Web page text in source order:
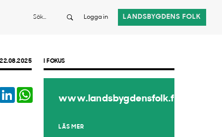
Sök Logga in LANDSBYGDENS FOLK
22.08.2025
LinkedIn
I FOKUS
www.landsbygdensfolk.fi
LÄS MER